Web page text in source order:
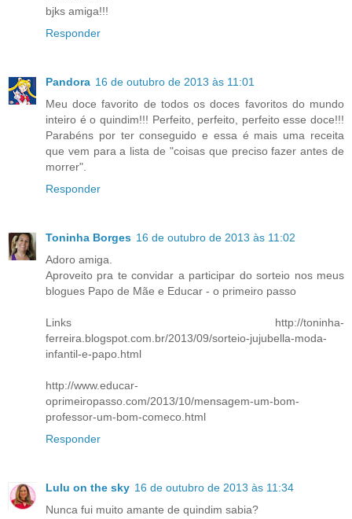
bjks amiga!!!
Responder
Pandora 16 de outubro de 2013 às 11:01
Meu doce favorito de todos os doces favoritos do mundo
inteiro é o quindim!!! Perfeito, perfeito, perfeito esse doce!!!
Parabéns por ter conseguido e essa é mais uma receita
que vem para a lista de "coisas que preciso fazer antes de
morrer".
Responder
Toninha Borges 16 de outubro de 2013 às 11:02
Adoro amiga.
Aproveito pra te convidar a participar do sorteio nos meus
blogues Papo de Mãe e Educar - o primeiro passo
Links http://toninha-
ferreira.blogspot.com.br/2013/09/sorteio-jujubella-moda-
infantil-e-papo.html
http://www.educar-
oprimeiropasso.com/2013/10/mensagem-um-bom-
professor-um-bom-comeco.html
Responder
Lulu on the sky 16 de outubro de 2013 às 11:34
Nunca fui muito amante de quindim sabia?